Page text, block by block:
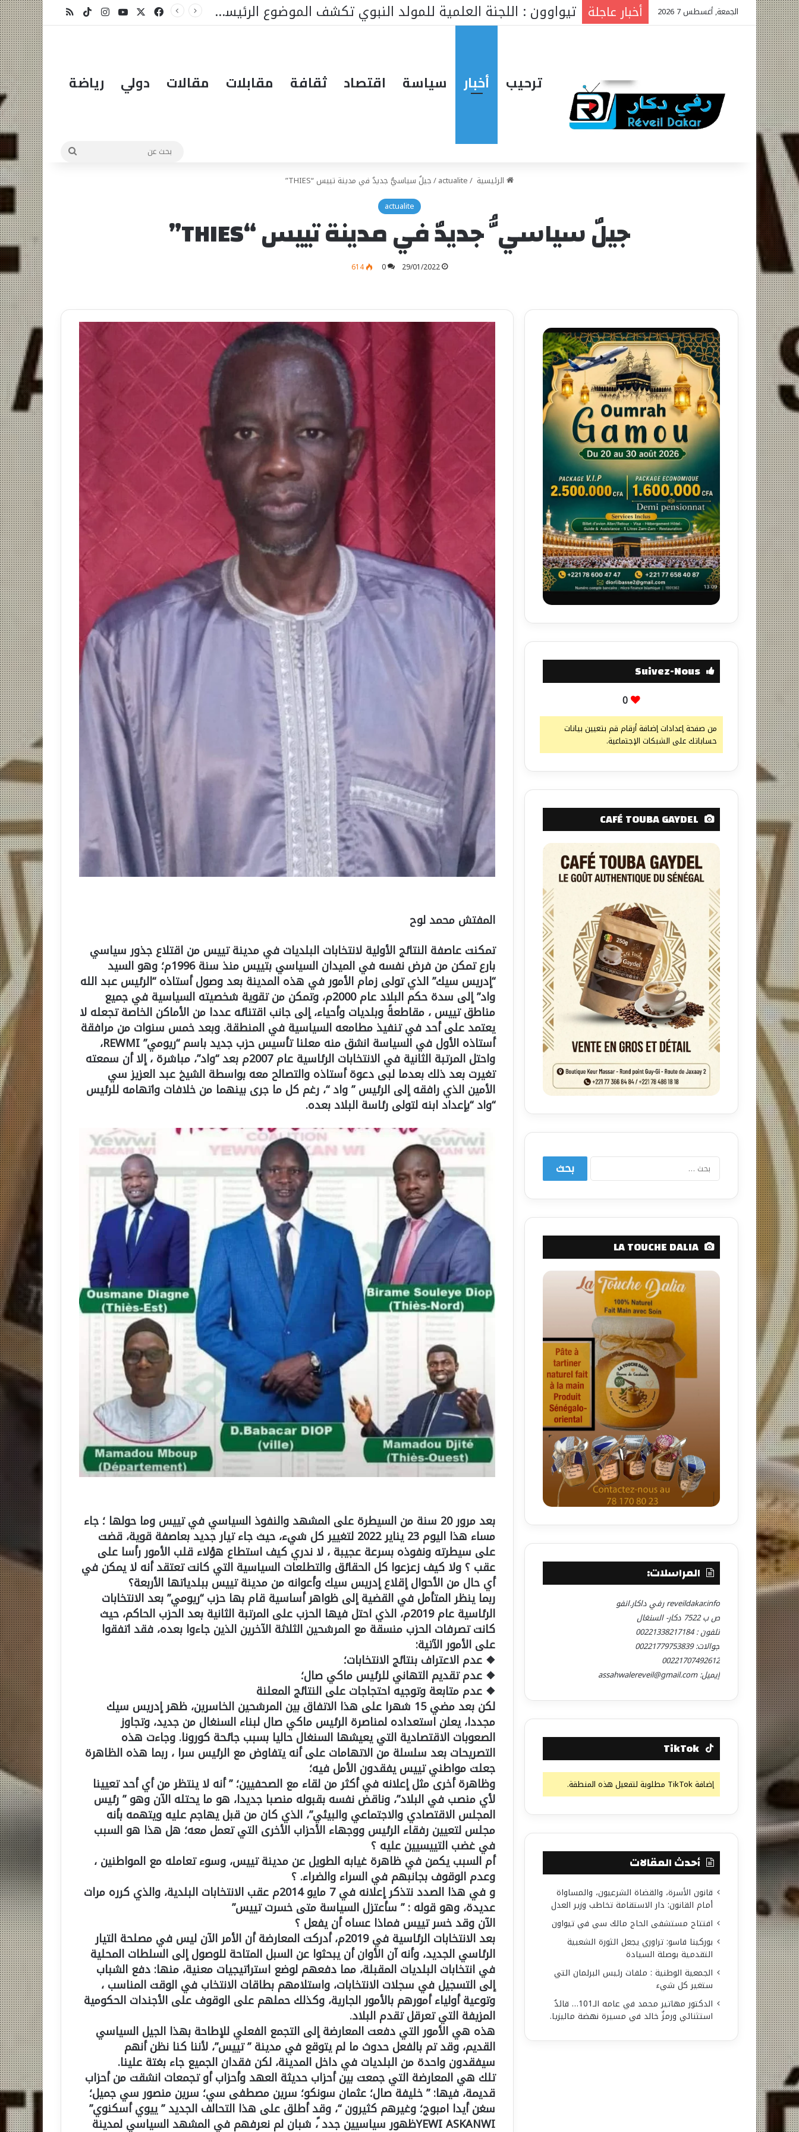
الجمعة, أغسطس 7 2026 أخبار عاجلة المتوسط ينتظر من يقود المستقبل… هل تكون إيطاليا صاحبة المبادرة؟ فيسبوكيوتيوبانستقرام
‫TikTokملخص الموقع RSS
ترحيب أخبار سياسة اقتصاد ثقافة مقابلات مقالات دولي رياضة
بحث
الرئيسية /
actualite
/جيلٌ سياسيُّ جديدٌ في مدينة تييس “THIES”
actualite
جيلٌ سياسيُّ جديدٌ في مدينة تييس “THIES”
29/01/2022
0
614
المفتش محمد لوح
تمكنت عاصفة النتائج الأولية لانتخابات البلديات في مدينة تييس من اقتلاع جذور سياسي
بارع تمكن من فرض نفسه في الميدان السياسي بتييس منذ سنة 1996م؛ وهو السيد
“إدريس سيك” الذي تولى زمام الأمور في هذه المدينة بعد وصول أستاذه “الرئيس عبد الله
واد” إلى سدة حكم البلاد عام 2000م، وتمكن من تقوية شخصيته السياسية في جميع
مناطق تييس ، مقاطعةً وبلديات وأحياء، إلى جانب اقتنائه عددا من الأماكن الخاصة تجعله لا
يعتمد على أحد في تنفيذ مطامعه السياسية في المنطقة. وبعد خمس سنوات من مرافقة
أستاذه الأول في السياسة انشق منه معلنا تأسيس حزب جديد باسم “ريومي” REWMI،
واحتل المرتبة الثانية في الانتخابات الرئاسية عام 2007م بعد “واد”، مباشرة ، إلا أن سمعته
تغيرت بعد ذلك بعدما لبى دعوة أستاذه والتصالح معه بواسطة الشيخ عبد العزيز سي
الأمين الذي رافقه إلى الرئيس ” واد “، رغم كل ما جرى بينهما من خلافات واتهامه للرئيس
“واد “بإعداد ابنه لتولى رئاسة البلاد بعده.
بعد مرور 20 سنة من السيطرة على المشهد والنفوذ السياسي في تييس وما حولها ؛ جاء
مساء هذا اليوم 23 يناير 2022 لتغيير كل شيء، حيث جاء تيار جديد بعاصفة قوية، قضت
على سيطرته ونفوذه بسرعة عجيبة ، لا ندري كيف استطاع هؤلاء قلب الأمور رأسا على
عقب ؟ ولا كيف زعزعوا كل الحقائق والتطلعات السياسية التي كانت تعتقد أنه لا يمكن في
أي حال من الأحوال إقلاع إدريس سيك وأعوانه من مدينة تييس ببلدياتها الأربعة؟
ربما ينظر المتأمل في القضية إلى ظواهر أساسية قام بها حزب “ريومي” بعد الانتخابات
الرئاسية عام 2019م، الذي احتل فيها الحزب على المرتبة الثانية بعد الحزب الحاكم، حيث
كانت تصرفات الحزب منسقة مع المرشحين الثلاثة الآخرين الذين جاءوا بعده، فقد اتفقوا
على الأمور الآتية:
❖ عدم الاعتراف بنتائج الانتخابات؛
❖ عدم تقديم التهاني للرئيس ماكي صال؛
❖ عدم متابعة وتوجيه احتجاجات على النتائج المعلنة
لكن بعد مضي 15 شهرا على هذا الاتفاق بين المرشحين الخاسرين، ظهر إدريس سيك
مجددا، يعلن استعداده لمناصرة الرئيس ماكي صال لبناء السنغال من جديد، وتجاوز
الصعوبات الاقتصادية التي يعيشها السنغال حاليا بسبب جائحة كورونا. وجاءت هذه
التصريحات بعد سلسلة من الاتهامات على أنه يتفاوض مع الرئيس سرا ، ربما هذه الظاهرة
جعلت مواطني تييس يفقدون الأمل فيه؛
وظاهرة أخرى مثل إعلانه في أكثر من لقاء مع الصحفيين؛ ” أنه لا ينتظر من أي أحد تعيينا
لأي منصب في البلاد”، وناقض نفسه بقبوله منصبا جديدا، هو ما يحتله الآن وهو ” رئيس
المجلس الاقتصادي والاجتماعي والبيئي”، الذي كان من قبل يهاجم عليه ويتهمه بأنه
مجلس لتعيين رفقاء الرئيس ووجهاء الأحزاب الأخرى التي تعمل معه؛ هل هذا هو السبب
في غضب التييسيين عليه ؟
أم السبب يكمن في ظاهرة غيابه الطويل عن مدينة تييس، وسوء تعامله مع المواطنين ،
وعدم الوقوف بجانبهم في السراء والضراء. ؟
و في هذا الصدد نتذكر إعلانه في 7 مايو 2014م عقب الانتخابات البلدية، والذي كرره مرات
عديدة، وهو قوله : ” سأعتزل السياسة متى خسرت تييس”
الآن وقد خسر تييس فماذا عساه أن يفعل ؟
بعد الانتخابات الرئاسية في 2019م، أدركت المعارضة أن الأمر الآن ليس في مصلحة التيار
الرئاسي الجديد، وأنه آن الأوان أن يبحثوا عن السبل المتاحة للوصول إلى السلطات المحلية
في انتخابات البلديات المقبلة، مما دفعهم لوضع استراتيجيات معنية، منها: دفع الشباب
إلى التسجيل في سجلات الانتخابات، واستلامهم بطاقات الانتخاب في الوقت المناسب ،
وتوعية أولياء أمورهم بالأمور الجارية، وكذلك حملهم على الوقوف على الأجندات الحكومية
المزيفة التي تعرقل تقدم البلاد.
هذه هي الأمور التي دفعت المعارضة إلى التجمع الفعلي للإطاحة بهذا الجيل السياسي
القديم، وقد تم بالفعل حدوث ما لم يتوقع في مدينة ” تييس”، لأننا كنا نظن أنهم
سيفقدون واحدة من البلديات في داخل المدينة، لكن فقدان الجميع جاء بغتة علينا.
تلك هي المعارضة التي جمعت بين أحزاب حديثة العهد وأحزاب أو تجمعات انشقت من أحزاب
قديمة، فيها: ” خليفة صال؛ عثمان سونكو؛ سرين مصطفى سي؛ سرين منصور سي جميل؛
سغن أيدا امبوج؛ وغيرهم كثيرون “، وقد أطلق على هذا التحالف الجديد ” ييوي أسكنوي”
YEWI ASKANWIظهور سياسيين جدد ً، شبان لم نعرفهم في المشهد السياسي لمدينة
Suivez-Nous
0
من صفحة إعدادات إضافة أرقام قم بتعيين بيانات
حساباتك على الشبكات الإجتماعية.
CAFÉ TOUBA GAYDEL
البحث
LA TOUCHE DALIA
المراسلات:
reveildakar.info رفي داكار.انفو
ص ب 7522 دكار- السنغال
تلفون : 00221338217184
جوالات: 00221779753839
00221707492612
إيميل: assahwalereveil@gmail.com
TikTok
إضافة TikTok مطلوبة لتفعيل هذه المنطقة.
أحدث المقالات
قانون الأسرة، والقضاة الشرعيون، والمساواة
أمام القانون: دار الاستقامة تخاطب وزير العدل
افتتاح مستشفى الحاج مالك سي في تيواون
بوركينا فاسو: تراوري يجعل الثورة الشعبية
التقدمية بوصلة السيادة
الجمعية الوطنية : ملفات رئيس البرلمان التي
ستغير كل شيء
الدكتور مهاتير محمد في عامه الـ101… قائدٌ
استثنائي ورمزٌ خالد في مسيرة نهضة ماليزيا.